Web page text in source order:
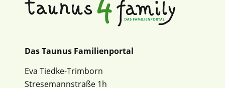
Das Taunus Familienportal
Eva Tiedke-Trimborn
Stresemannstraße 1h